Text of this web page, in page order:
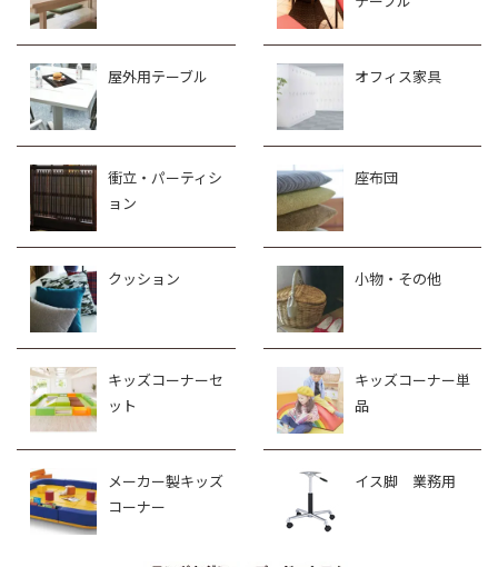
屋外用テーブル オフィス家具
衝立・パーティシ
ョン
座布団
クッション 小物・その他
キッズコーナーセ
ット
キッズコーナー単
品
メーカー製キッズ
コーナー
イス脚 業務用